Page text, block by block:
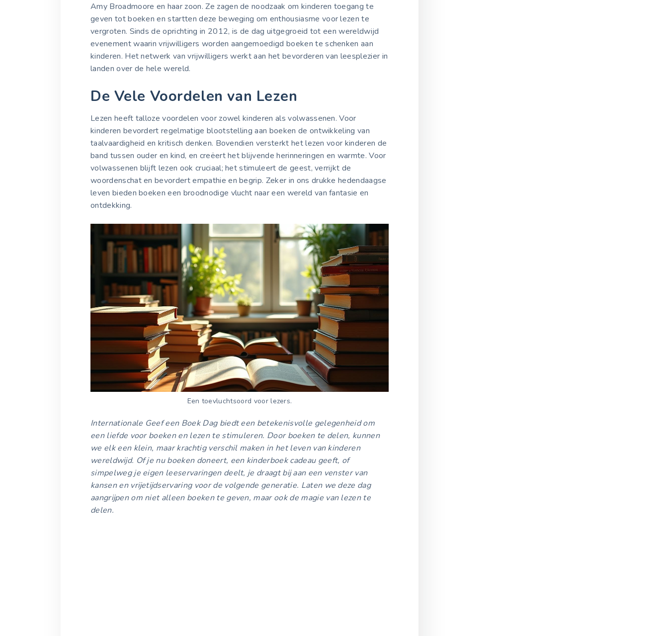
Amy Broadmoore en haar zoon. Ze zagen de noodzaak om kinderen toegang te
geven tot boeken en startten deze beweging om enthousiasme voor lezen te
vergroten. Sinds de oprichting in 2012, is de dag uitgegroeid tot een wereldwijd
evenement waarin vrijwilligers worden aangemoedigd boeken te schenken aan
kinderen. Het netwerk van vrijwilligers werkt aan het bevorderen van leesplezier in
landen over de hele wereld.
De Vele Voordelen van Lezen
Lezen heeft talloze voordelen voor zowel kinderen als volwassenen. Voor
kinderen bevordert regelmatige blootstelling aan boeken de ontwikkeling van
taalvaardigheid en kritisch denken. Bovendien versterkt het lezen voor kinderen de
band tussen ouder en kind, en creëert het blijvende herinneringen en warmte. Voor
volwassenen blijft lezen ook cruciaal; het stimuleert de geest, verrijkt de
woordenschat en bevordert empathie en begrip. Zeker in ons drukke hedendaagse
leven bieden boeken een broodnodige vlucht naar een wereld van fantasie en
ontdekking.
Een toevluchtsoord voor lezers.
Internationale Geef een Boek Dag biedt een betekenisvolle gelegenheid om
een liefde voor boeken en lezen te stimuleren. Door boeken te delen, kunnen
we elk een klein, maar krachtig verschil maken in het leven van kinderen
wereldwijd. Of je nu boeken doneert, een kinderboek cadeau geeft, of
simpelweg je eigen leeservaringen deelt, je draagt bij aan een venster van
kansen en vrijetijdservaring voor de volgende generatie. Laten we deze dag
aangrijpen om niet alleen boeken te geven, maar ook de magie van lezen te
delen.